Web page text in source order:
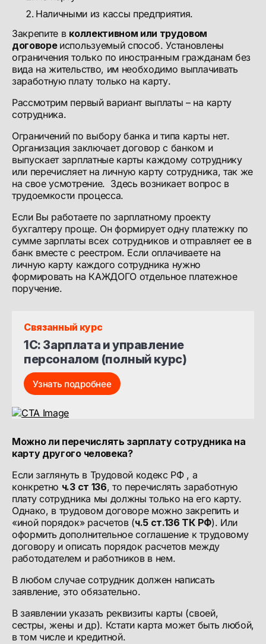
Наличными из кассы предприятия.
Закрепите в коллективном или трудовом
договоре используемый способ. Установлены
ограничения только по иностранным гражданам без
вида на жительство, им необходимо выплачивать
заработную плату только на карту.
Рассмотрим первый вариант выплаты – на карту
сотрудника.
Ограничений по выбору банка и типа карты нет.
Организация заключает договор с банком и
выпускает зарплатные карты каждому сотруднику
или перечисляет на личную карту сотрудника, так же
на свое усмотрение. Здесь возникает вопрос в
трудоемкости процесса.
Если Вы работаете по зарплатному проекту
бухгалтеру проще. Он формирует одну платежку по
сумме зарплаты всех сотрудников и отправляет ее в
банк вместе с реестром. Если оплачиваете на
личную карту каждого сотрудника нужно
формировать на КАЖДОГО отдельное платежное
поручение.
Связанный курс
1С: Зарплата и управление
персоналом (полный курс)
Узнать подробнее
Можно ли перечислять зарплату сотрудника на
карту другого человека?
Если заглянуть в Трудовой кодекс РФ , а
конкретно ч.3 ст 136, то перечислять заработную
плату сотрудника мы должны только на его карту.
Однако, в трудовом договоре можно закрепить и
«иной порядок» расчетов (ч.5 ст.136 ТК РФ). Или
оформить дополнительное соглашение к трудовому
договору и описать порядок расчетов между
работодателем и работников в нем.
В любом случае сотрудник должен написать
заявление, это обязательно.
В заявлении указать реквизиты карты (своей,
сестры, жены и др). Кстати карта может быть любой,
в том числе и кредитной.